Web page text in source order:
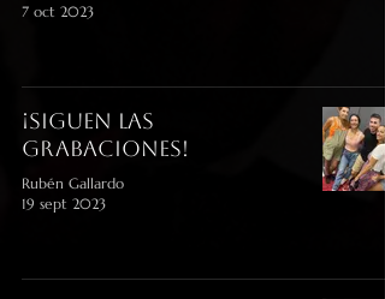
7 oct 2023
¡Siguen las
grabaciones!
Rubén Gallardo
19 sept 2023